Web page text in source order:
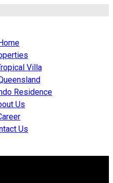
Villa
Residence
Us
Us